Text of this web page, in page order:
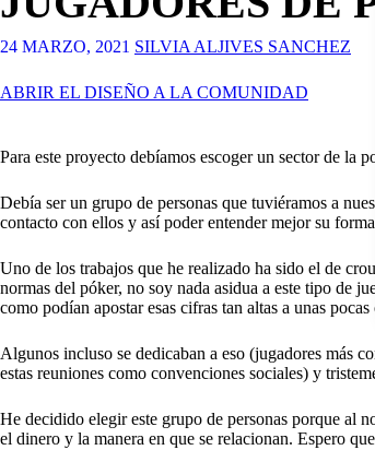
24 MARZO, 2021 SILVIA ALJIVES SANCHEZ
ABRIR EL DISEÑO A LA COMUNIDAD
Para este proyecto debíamos escoger un sector de la
Debía ser un grupo de personas que tuviéramos a
contacto con ellos y así poder entender mejor su forma
Uno de los trabajos que he realizado ha sido el de
normas del póker, no soy nada asidua a este tipo de
como podían apostar esas cifras tan altas a unas pocas
Algunos incluso se dedicaban a eso (jugadores más
estas reuniones como convenciones sociales) y
He decidido elegir este grupo de personas porque al
el dinero y la manera en que se relacionan. Espero